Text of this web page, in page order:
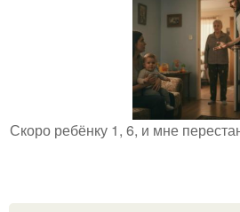
Скоро ребёнку 1, 6, и мне